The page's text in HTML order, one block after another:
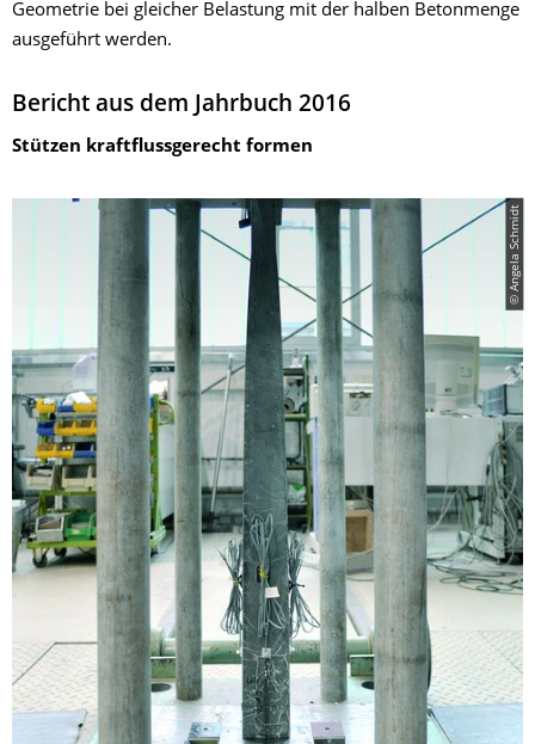
Geometrie bei gleicher Belastung mit der halben Betonmenge
ausgeführt werden.
Bericht aus dem Jahrbuch 2016
Stützen kraftflussgerecht formen
© Angela Schmidt